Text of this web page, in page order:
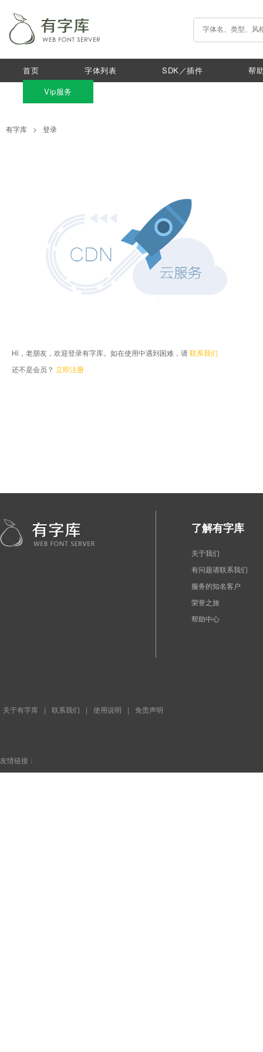
首页 字体列表 SDK／插件
帮
Vip服务
有字库 > 登录
Hi，老朋友，欢迎登录有字库。如在使用中遇到困难，请联系我们
还不是会员？ 立即注册
了解有字库
关于我们
有问题请联系我们
服务的知名客户
荣誉之旅
帮助中心
关于有字库 | 联系我们 | 使用说明 | 免责声明
友情链接：